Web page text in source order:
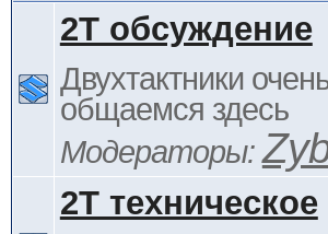
2Т обсуждение
Двухтактники
общаемся здесь
Модераторы:
2Т техническое